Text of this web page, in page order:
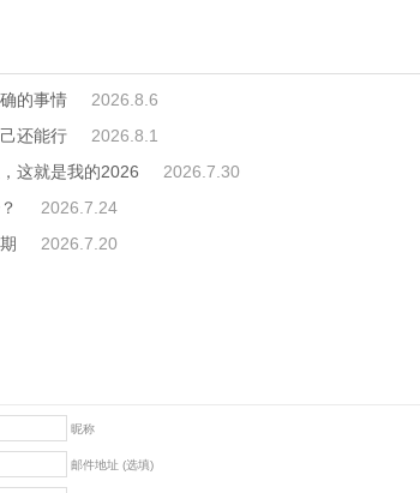
的事情
2026.8.6
还能行
2026.8.1
这就是我的2026
2026.7.30
2026.7.24
2026.7.20
昵称
邮件地址 (选填)